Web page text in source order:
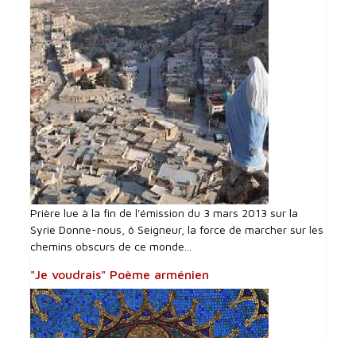
Prière lue à la fin de l'émission du 3 mars 2013 sur la
Syrie Donne-nous, ô Seigneur, la force de marcher sur les
chemins obscurs de ce monde...
"Je voudrais" Poème arménien